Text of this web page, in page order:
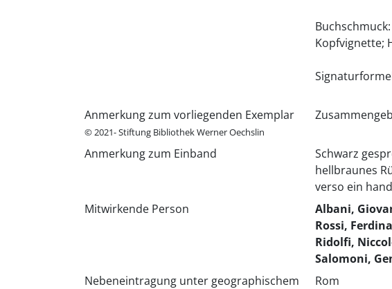
Kopfvignette;
Anmerkung zum vorliegenden Exemplar
© 2021- Stiftung Bibliothek Werner Oechslin
Anmerkung zum Einband
Schwarz
hellbraunes
verso ein
Mitwirkende Person
Albani,
Rossi,
Ridolfi,
Salomoni,
Nebeneintragung unter geographischem
Rom